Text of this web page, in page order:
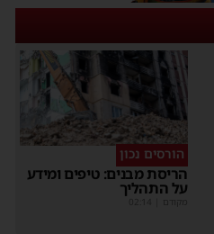
הורסים נכון
הריסת מבנים: טיפים ומידע
על התהליך
מקודם